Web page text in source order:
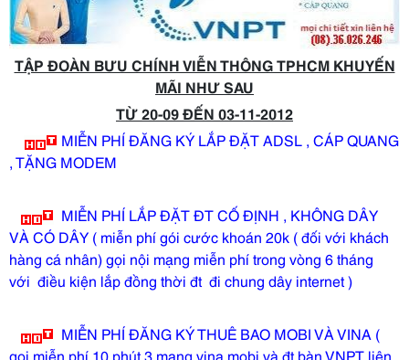
TẬP ĐOÀN BƯU CHÍNH VIỄN THÔNG TPHCM KHUYẾN
MÃI NHƯ SAU
TỪ 20-09 ĐẾN 03-11-2012
MIỄN PHÍ ĐĂNG KÝ LẮP ĐẶT ADSL , CÁP QUANG
, TẶNG MODEM
MIỄN PHÍ LẮP ĐẶT ĐT CỐ ĐỊNH , KHÔNG DÂY
VÀ CÓ DÂY ( miễn phí gói cước khoán 20k ( đối với khách
hàng cá nhân) gọi nội mạng miễn phí trong vòng 6 tháng
với điều kiện lắp đồng thời đt đi chung dây internet )
MIỄN PHÍ ĐĂNG KÝ THUÊ BAO MOBI VÀ VINA (
gọi miễn phí 10 phút 3 mạng vina,mobi và đt bàn VNPT liên